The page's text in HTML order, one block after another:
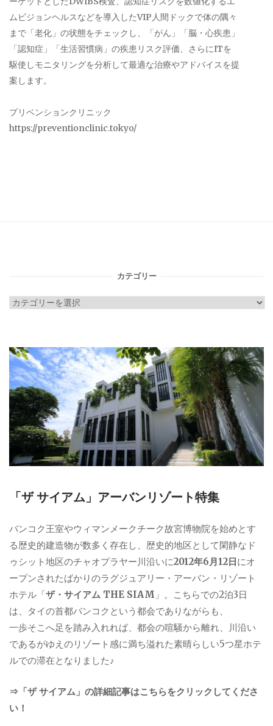
ムビジョンヘルスなどを導入したVIP人間ドックで体の隅々
まで「老化」の状態をチェックし、「がん」「脳・心疾患」
「認知症」「生活習慣病」の疾患リスク評価、さらにITを
駆使しモニタリングを分析して最適な治療やアドバイスを提
案します。
プリベンションクリニック
https://preventionclinic.tokyo/
カテゴリー
カ
リ
ー
「ザ サイアム」アーバンリゾート特集
バンコク王室やウィマンメークチーク故宮博物院を始めとす
る歴史的建造物が数多く存在し、歴史的地区として閑静なド
ゥシット地区のチャオプラヤー川沿いに2012年6月12日にオ
ープンされたばかりのラグジュアリー・アーバン・リゾート
ホテル「ザ・サイアム THE SIAM 」。こちらでの2泊3日
は、タイの首都バンコクという都会でありながらも、
一歩そこへ足を踏み入れれば、都会の喧騒から離れ、川沿い
であるがゆえのリゾート感に満ち溢れた素晴らしい5つ星ホテ
ルでの滞在となりました♪
⇒「ザ サイアム」の詳細記事はこちらをクリックしてくださ
い！